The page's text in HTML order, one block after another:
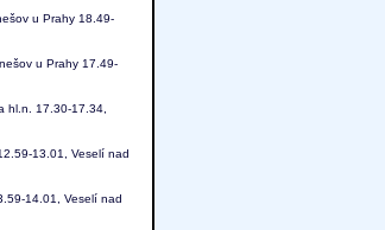
u Prahy 18.49-
u Prahy 17.49-
hl.n. 17.30-17.34,
13.01, Veselí nad
14.01, Veselí nad